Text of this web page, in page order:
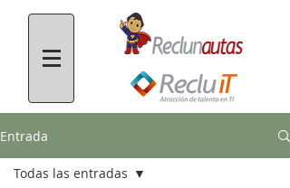
Entrada
Todas las entradas